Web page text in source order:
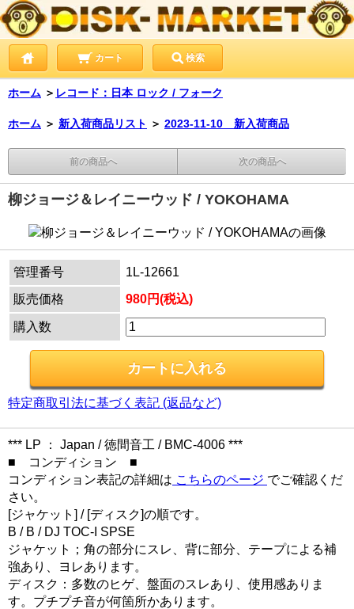
カート 検索
ホーム ＞ レコード：日本 ロック / フォーク
ホーム ＞ 新入荷商品リスト ＞ 2023-11-10 新入荷商品
前の商品へ 次の商品へ
柳ジョージ＆レイニーウッド / YOKOHAMA
管理番号
1L-12661
販売価格
980円(税込)
購入数
特定商取引法に基づく表記 (返品など)
*** LP ： Japan / 徳間音工 / BMC-4006 ***
■ コンディション ■
コンディション表記の詳細は こちらのページ でご確認くだ
さい。
[ジャケット] / [ディスク]の順です。
B / B / DJ TOC-I SPSE
ジャケット；角の部分にスレ、背に部分、テープによる補
強あり、ヨレあります。
ディスク：多数のヒゲ、盤面のスレあり、使用感ありま
す。プチプチ音が何箇所かあります。